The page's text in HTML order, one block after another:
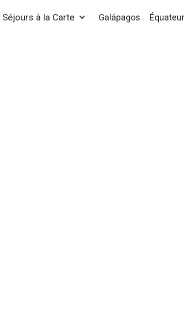
Séjours à la Carte Galápagos Équateur